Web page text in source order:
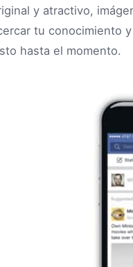
y atractivo,
tu conocimiento
hasta el momento.